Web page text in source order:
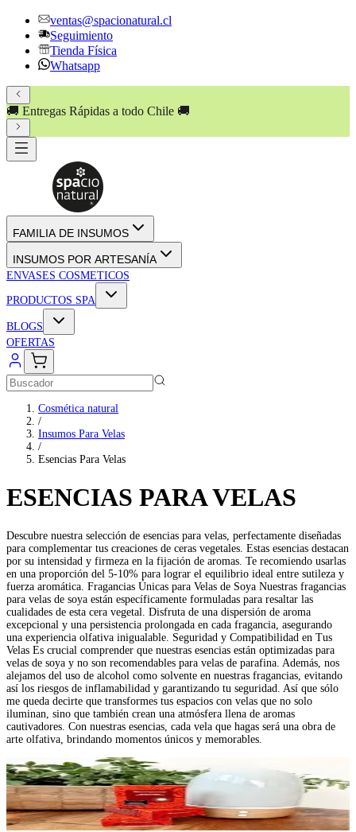
ventas@spacionatural.cl
Seguimiento
Tienda Física
Whatsapp
🚚 Entregas Rápidas a todo Chile 🚚
FAMILIA DE INSUMOS
INSUMOS POR ARTESANÍA
ENVASES COSMETICOS
PRODUCTOS SPA
BLOGS
OFERTAS
Cosmética natural
/
Insumos Para Velas
/
Esencias Para Velas
ESENCIAS PARA VELAS
Descubre nuestra selección de esencias para velas, perfectamente diseñadas
para complementar tus creaciones de ceras vegetales. Estas esencias destacan
por su intensidad y firmeza en la fijación de aromas. Te recomiendo usarlas
en una proporción del 5-10% para lograr el equilibrio ideal entre sutileza y
fuerza aromática. Fragancias Únicas para Velas de Soya Nuestras fragancias
para velas de soya están específicamente formuladas para resaltar las
cualidades de esta cera vegetal. Disfruta de una dispersión de aroma
excepcional y una persistencia prolongada en cada fragancia, asegurando
una experiencia olfativa inigualable. Seguridad y Compatibilidad en Tus
Velas Es crucial comprender que nuestras esencias están optimizadas para
velas de soya y no son recomendables para velas de parafina. Además, nos
alejamos del uso de alcohol como solvente en nuestras fragancias, evitando
así los riesgos de inflamabilidad y garantizando tu seguridad. Así que sólo
me queda decirte que transformes tus espacios con velas que no solo
iluminan, sino que también crean una atmósfera llena de aromas
cautivadores. Con nuestras esencias, cada vela que hagas será una obra de
arte olfativa, brindando momentos únicos y memorables.